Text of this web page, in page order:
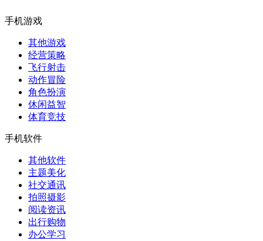
手机游戏
其他游戏
经营策略
飞行射击
动作冒险
角色扮演
休闲益智
体育竞技
手机软件
其他软件
主题美化
社交通讯
拍照摄影
阅读资讯
出行购物
办公学习